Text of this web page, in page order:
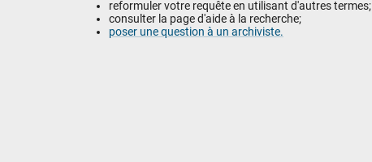
reformuler votre requête en utilisant d'autres termes;
consulter la page d'aide à la recherche;
poser une question à un archiviste.